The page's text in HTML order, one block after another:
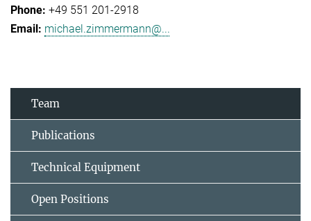
+49 551 201-2918
michael.zimmermann@...
Team
Publications
Technical Equipment
Open Positions